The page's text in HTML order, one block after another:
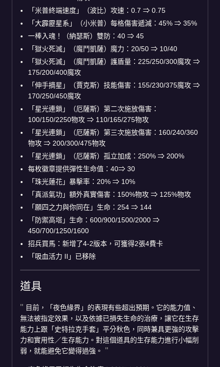
「米普終端速度」（波比）攻速：0.7 ⇒ 0.75
「大霹靂星系」（小米普）每格傷害遞減：45% ⇒ 35%
一棒入魂！（納瑟斯）雙防：40 ⇒ 45
「獄火死滅」（魔鬥凱薩）魔力：20/50 ⇒ 10/40
「獄火死滅」（魔鬥凱薩）護盾量：225/250/300魔攻 ⇒
175/200/400魔攻
「伸手摘星」（賈克斯）技能傷害：155/230/375魔攻 ⇒
170/250/450魔攻
「星光連鎖」（厄薩斯）第二次施放傷害：
100/150/2250物攻 ⇒ 110/165/275物攻
「星光連鎖」（厄薩斯）第三次施放傷害：160/240/360
物攻 ⇒ 200/300/475物攻
「星光連鎖」（厄薩斯）孤立加成：250% ⇒ 200%
每枚徽章提供彈性生命值：40⇒ 30
「珠光蓮花」暴擊率：20% ⇒ 10%
「真派氣功」額外真實傷害：150%物攻 ⇒ 125%物攻
「願四之力與你同在」生命：254 ⇒ 144
「防禦高塔」生命：600/900/1500/2000 ⇒
450/700/1250/1600
招兵買馬：新增了4-2版本，可獲得2張4費卡
「吸血活力 II」已移除
道具
目前，「夜色緣界」的表現有些超出預期。它的能力值、
無法被指定效果，以及依據已損失生命的治療，讓它在生存
能力上跟「史特拉克手套」平分秋色，同時兼具更強的攻擊
力和實用性／生存能力。對這個道具的生存能力進行小幅削
弱，就能避免它變得過強。